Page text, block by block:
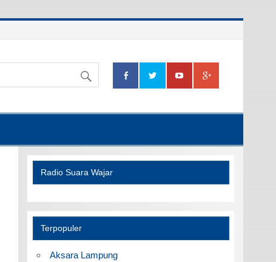
Radio Suara Wajar
Terpopuler
Aksara Lampung